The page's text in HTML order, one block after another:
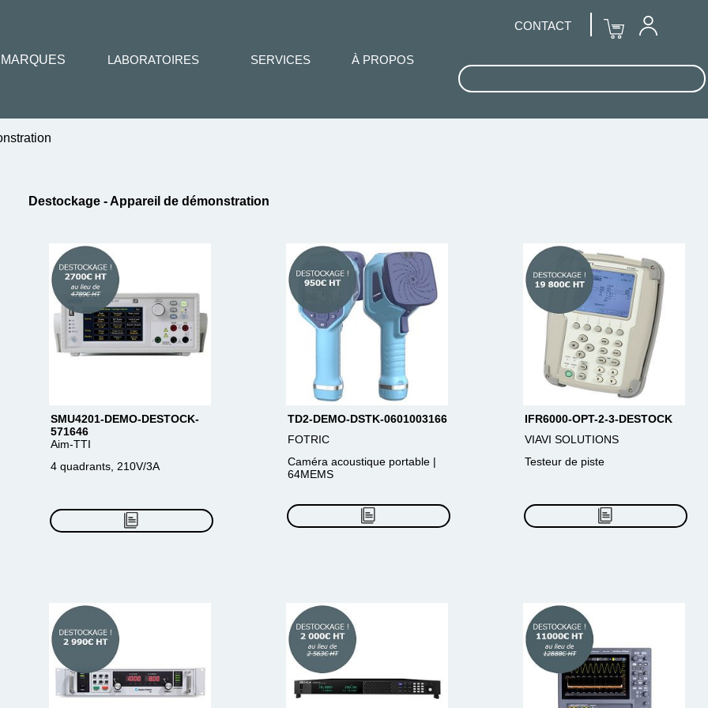
Destockage - Appareil de démonstration
SMU4201-DEMO-DESTOCK-
571646
Aim-TTI
4 quadrants, 210V/3A
TD2-DEMO-DSTK-0601003166
FOTRIC
Caméra acoustique portable |
64MEMS
IFR6000-OPT-2-3-DESTOCK
VIAVI SOLUTIONS
Testeur de piste
CONTACT
MARQUES LABORATOIRES SERVICES À PROPOS